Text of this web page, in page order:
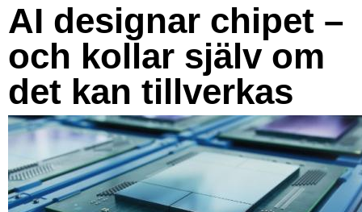
AI designar chipet –
och kollar själv om
det kan tillverkas